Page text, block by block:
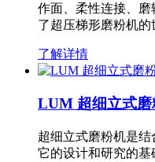
作面、柔性连接、磨
了超压梯形磨粉机
了解详情
LUM 超细立式磨
超细立式磨粉机是结
它的设计和研究的